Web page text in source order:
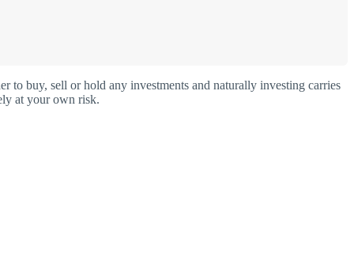
buy, sell or hold any investments and naturally investing carries
at your own risk.